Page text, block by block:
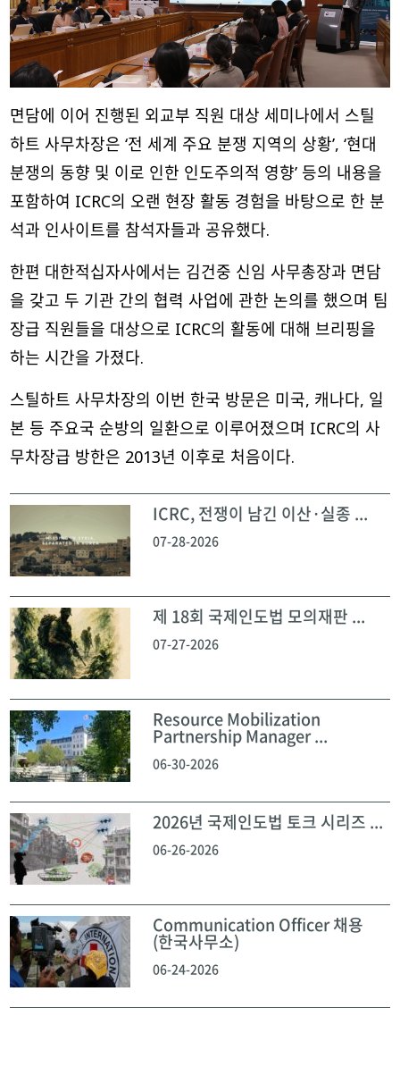
면담에 이어 진행된 외교부 직원 대상 세미나에서 스틸
하트 사무차장은 ‘전 세계 주요 분쟁 지역의 상황’, ‘현대
분쟁의 동향 및 이로 인한 인도주의적 영향’ 등의 내용을
포함하여 ICRC의 오랜 현장 활동 경험을 바탕으로 한 분
석과 인사이트를 참석자들과 공유했다.
한편 대한적십자사에서는 김건중 신임 사무총장과 면담
을 갖고 두 기관 간의 협력 사업에 관한 논의를 했으며 팀
장급 직원들을 대상으로 ICRC의 활동에 대해 브리핑을
하는 시간을 가졌다.
스틸하트 사무차장의 이번 한국 방문은 미국, 캐나다, 일
본 등 주요국 순방의 일환으로 이루어졌으며 ICRC의 사
무차장급 방한은 2013년 이후로 처음이다.
ICRC, 전쟁이 남긴 이산·실종 ...
07-28-2026
제 18회 국제인도법 모의재판 ...
07-27-2026
Resource Mobilization
Partnership Manager ...
06-30-2026
2026년 국제인도법 토크 시리즈 ...
06-26-2026
Communication Officer 채용
(한국사무소)
06-24-2026